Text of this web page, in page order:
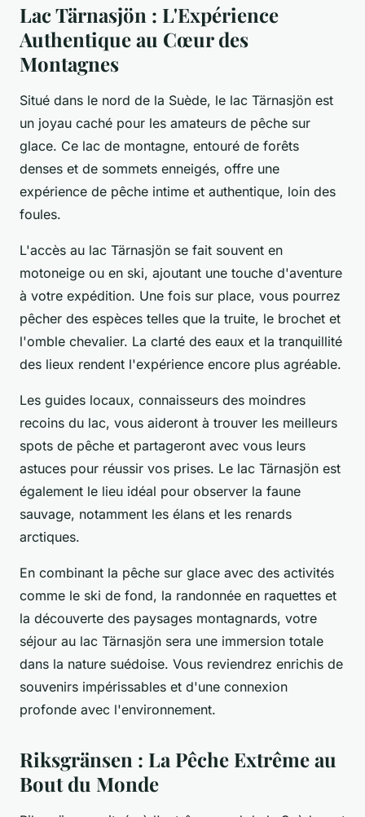
Lac Tärnasjön : L'Expérience
Authentique au Cœur des
Montagnes
Situé dans le nord de la Suède, le lac Tärnasjön est
un joyau caché pour les amateurs de pêche sur
glace. Ce lac de montagne, entouré de forêts
denses et de sommets enneigés, offre une
expérience de pêche intime et authentique, loin des
foules.
L'accès au lac Tärnasjön se fait souvent en
motoneige ou en ski, ajoutant une touche d'aventure
à votre expédition. Une fois sur place, vous pourrez
pêcher des espèces telles que la truite, le brochet et
l'omble chevalier. La clarté des eaux et la tranquillité
des lieux rendent l'expérience encore plus agréable.
Les guides locaux, connaisseurs des moindres
recoins du lac, vous aideront à trouver les meilleurs
spots de pêche et partageront avec vous leurs
astuces pour réussir vos prises. Le lac Tärnasjön est
également le lieu idéal pour observer la faune
sauvage, notamment les élans et les renards
arctiques.
En combinant la pêche sur glace avec des activités
comme le ski de fond, la randonnée en raquettes et
la découverte des paysages montagnards, votre
séjour au lac Tärnasjön sera une immersion totale
dans la nature suédoise. Vous reviendrez enrichis de
souvenirs impérissables et d'une connexion
profonde avec l'environnement.
Riksgränsen : La Pêche Extrême au
Bout du Monde